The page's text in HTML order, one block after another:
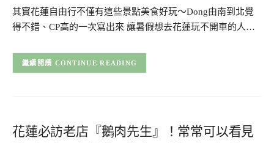
其實花蓮自由行不僅有這些景點美食好玩～Dong由南到北覺
得不錯、CP高的一次寫出來 讓暑假想去花蓮玩不開車的人…
CONTINUE READING
花蓮必訪老店『鵝肉先生』！常常可以看見